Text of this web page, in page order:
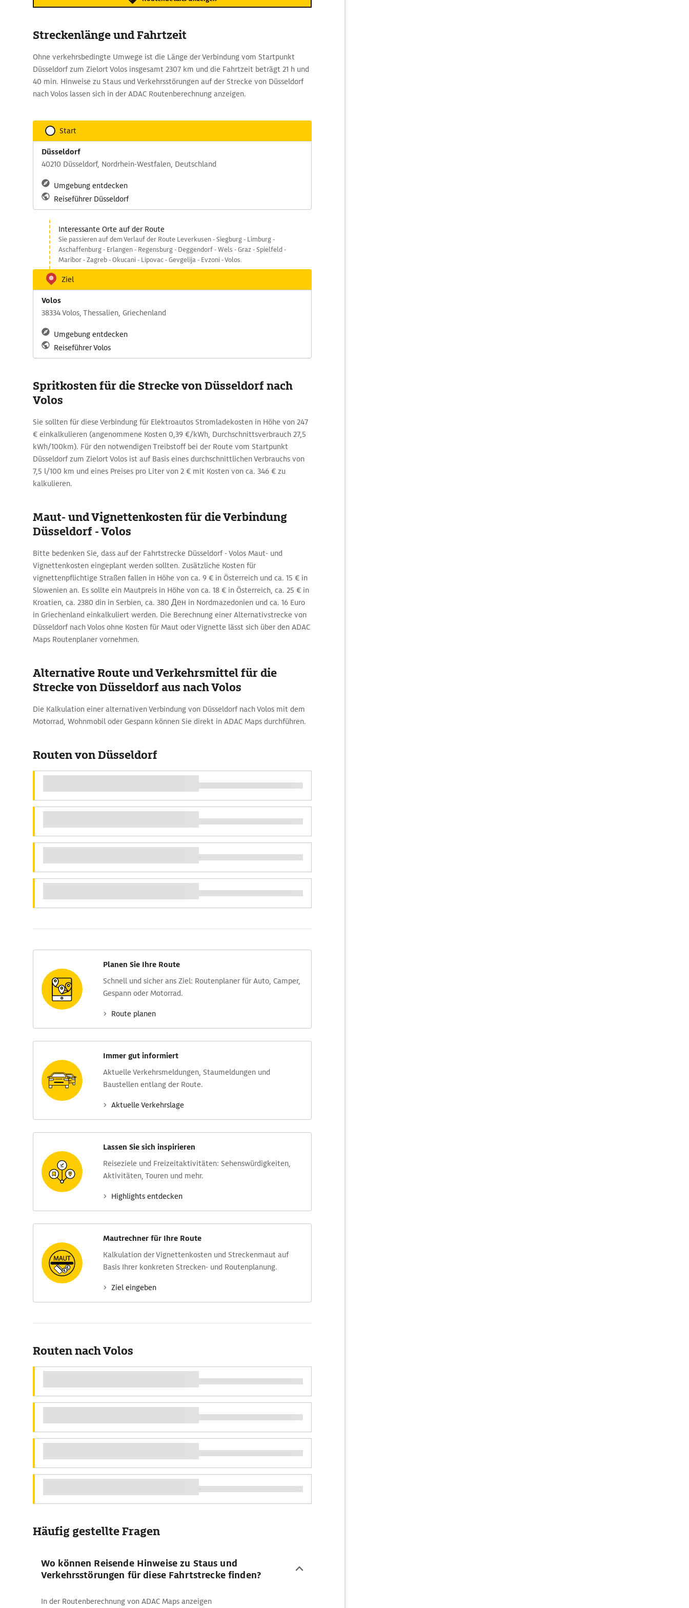
Streckenlänge und Fahrtzeit
Ohne verkehrsbedingte Umwege ist die Länge der Verbindung vom Startpunkt
Düsseldorf zum Zielort Volos insgesamt 2307 km und die Fahrtzeit beträgt 21 h und
40 min. Hinweise zu Staus und Verkehrsstörungen auf der Strecke von Düsseldorf
nach Volos lassen sich in der ADAC Routenberechnung anzeigen.
Start
Düsseldorf
40210 Düsseldorf, Nordrhein-Westfalen, Deutschland
Umgebung entdecken
Reiseführer Düsseldorf
Interessante Orte auf der Route
Sie passieren auf dem Verlauf der Route Leverkusen - Siegburg - Limburg -
Aschaffenburg - Erlangen - Regensburg - Deggendorf - Wels - Graz - Spielfeld -
Maribor - Zagreb - Okucani - Lipovac - Gevgelija - Evzoni - Volos.
Ziel
Volos
38334 Volos, Thessalien, Griechenland
Umgebung entdecken
Reiseführer Volos
Spritkosten für die Strecke von Düsseldorf nach
Volos
Sie sollten für diese Verbindung für Elektroautos Stromladekosten in Höhe von 247
€ einkalkulieren (angenommene Kosten 0,39 €/kWh, Durchschnittsverbrauch 27,5
kWh/100km). Für den notwendigen Treibstoff bei der Route vom Startpunkt
Düsseldorf zum Zielort Volos ist auf Basis eines durchschnittlichen Verbrauchs von
7,5 l/100 km und eines Preises pro Liter von 2 € mit Kosten von ca. 346 € zu
kalkulieren.
Maut- und Vignettenkosten für die Verbindung
Düsseldorf - Volos
Bitte bedenken Sie, dass auf der Fahrtstrecke Düsseldorf - Volos Maut- und
Vignettenkosten eingeplant werden sollten. Zusätzliche Kosten für
vignettenpflichtige Straßen fallen in Höhe von ca. 9 € in Österreich und ca. 15 € in
Slowenien an. Es sollte ein Mautpreis in Höhe von ca. 18 € in Österreich, ca. 25 € in
Kroatien, ca. 2380 din in Serbien, ca. 380 Ден in Nordmazedonien und ca. 16 Euro
in Griechenland einkalkuliert werden. Die Berechnung einer Alternativstrecke von
Düsseldorf nach Volos ohne Kosten für Maut oder Vignette lässt sich über den ADAC
Maps Routenplaner vornehmen.
Alternative Route und Verkehrsmittel für die
Strecke von Düsseldorf aus nach Volos
Die Kalkulation einer alternativen Verbindung von Düsseldorf nach Volos mit dem
Motorrad, Wohnmobil oder Gespann können Sie direkt in ADAC Maps durchführen.
Routen von Düsseldorf
Planen Sie Ihre Route
Schnell und sicher ans Ziel: Routen­planer für Auto, Camper,
Gespann oder Motorrad.
Route planen
Immer gut informiert
Aktuelle Verkehrs­meldungen, Stau­meldungen und
Baustellen entlang der Route.
Aktuelle Verkehrs­lage
Lassen Sie sich inspirieren
Reise­ziele und Freizeit­aktivitäten: Sehens­würdig­keiten,
Aktivitäten, Touren und mehr.
Highlights entdecken
Mautrechner für Ihre Route
Kalkulation der Vignettenkosten und Streckenmaut auf
Basis Ihrer konkreten Strecken- und Routenplanung.
Ziel eingeben
Routen nach Volos
Häufig gestellte Fragen
Wo können Reisende Hinweise zu Staus und
Verkehrsstörungen für diese Fahrtstrecke finden?
In der Routenberechnung von ADAC Maps anzeigen